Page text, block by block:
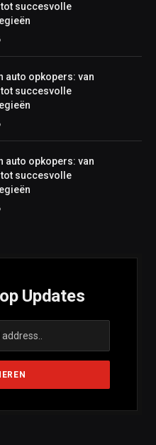
succesvolle
auto opkopers: van
succesvolle
auto opkopers: van
succesvolle
Updates